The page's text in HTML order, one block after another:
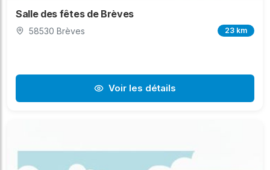
Salle des fêtes de Brèves
58530 Brèves 23 km
Voir les détails